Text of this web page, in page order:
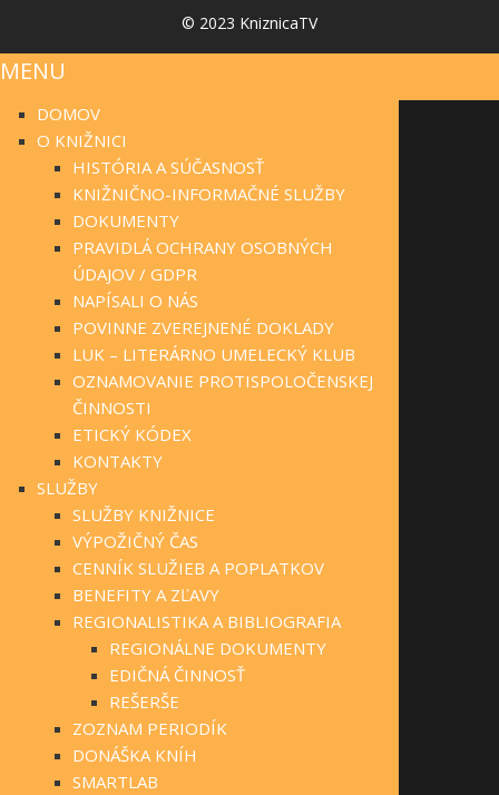
© 2023 KniznicaTV
MENU
DOMOV
O KNIŽNICI
HISTÓRIA A SÚČASNOSŤ
KNIŽNIČNO-INFORMAČNÉ SLUŽBY
DOKUMENTY
PRAVIDLÁ OCHRANY OSOBNÝCH
ÚDAJOV / GDPR
NAPÍSALI O NÁS
POVINNE ZVEREJNENÉ DOKLADY
LUK – LITERÁRNO UMELECKÝ KLUB
OZNAMOVANIE PROTISPOLOČENSKEJ
ČINNOSTI
ETICKÝ KÓDEX
KONTAKTY
SLUŽBY
SLUŽBY KNIŽNICE
VÝPOŽIČNÝ ČAS
CENNÍK SLUŽIEB A POPLATKOV
BENEFITY A ZĽAVY
REGIONALISTIKA A BIBLIOGRAFIA
REGIONÁLNE DOKUMENTY
EDIČNÁ ČINNOSŤ
REŠERŠE
ZOZNAM PERIODÍK
DONÁŠKA KNÍH
SMARTLAB